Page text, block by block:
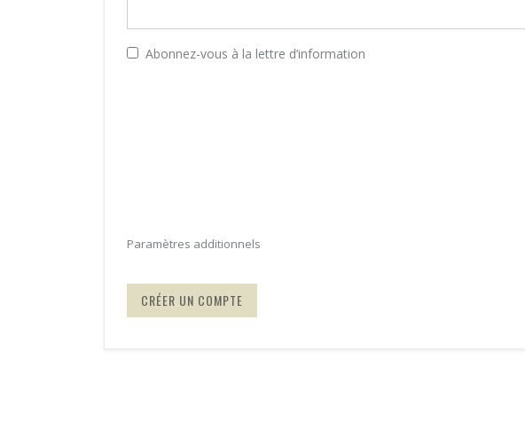
Abonnez-vous à la lettre d’information
Paramètres additionnels
CRÉER UN COMPTE